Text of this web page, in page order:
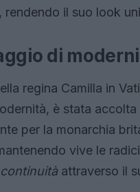
rendendo il suo look
di
regina Camilla in
è stata
per la monarchia
vive le
attraverso il